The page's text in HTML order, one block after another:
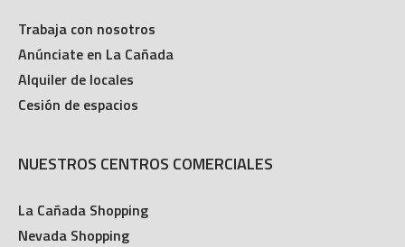
Trabaja con nosotros
Anúnciate en La Cañada
Alquiler de locales
Cesión de espacios
NUESTROS CENTROS COMERCIALES
La Cañada Shopping
Nevada Shopping